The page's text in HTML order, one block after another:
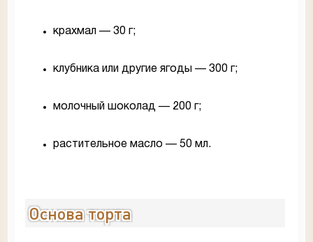
крахмал — 30 г;
клубника или другие ягоды — 300 г;
молочный шоколад — 200 г;
растительное масло — 50 мл.
Основа торта